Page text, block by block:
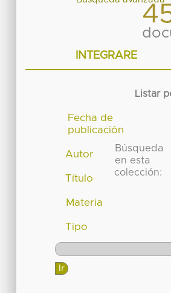
INTEGRARE
Listar
Fecha de
publicación
Autor
Título
Materia
Tipo
Búsqueda
en esta
colección: